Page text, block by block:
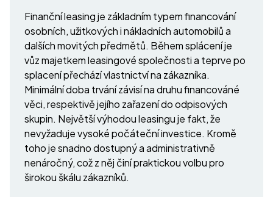
Finanční leasing je základním typem financování
osobních, užitkových i nákladních automobilů a
dalších movitých předmětů. Během splácení je
vůz majetkem leasingové společnosti a teprve po
splacení přechází vlastnictví na zákazníka.
Minimální doba trvání závisí na druhu financováné
věci, respektivě jejího zařazení do odpisových
skupin. Největší výhodou leasingu je fakt, že
nevyžaduje vysoké počáteční investice. Kromě
toho je snadno dostupný a administrativně
nenáročný, což z něj činí praktickou volbu pro
širokou škálu zákazníků.